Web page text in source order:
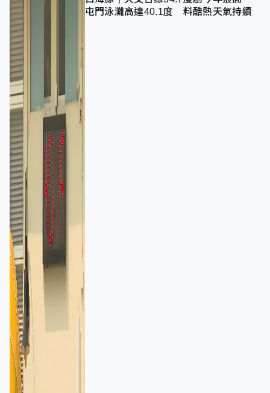
屯門泳灘高達40.1度 料酷熱天氣持續